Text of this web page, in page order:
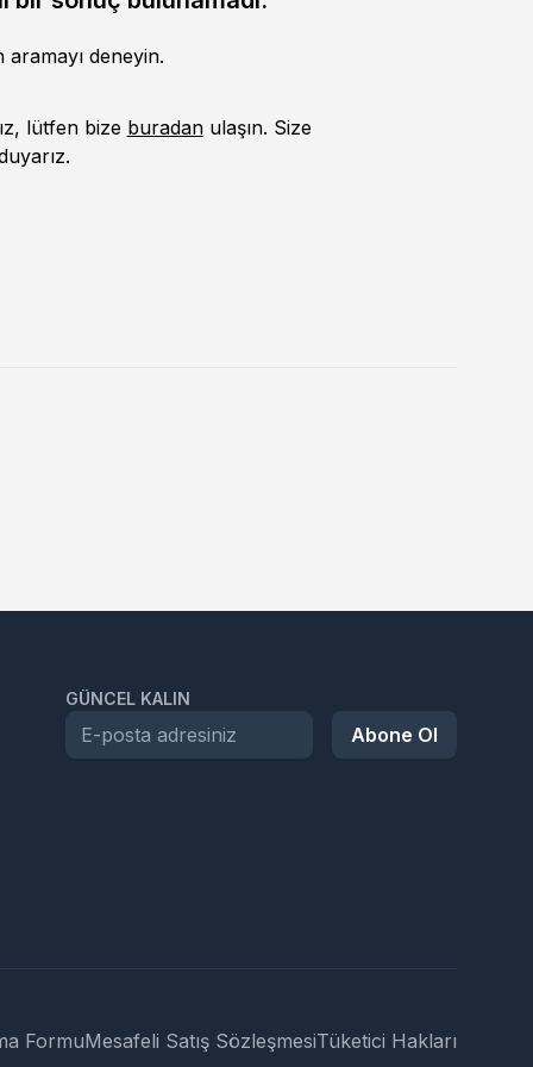
deneyin.
lütfen bize buradan ulaşın. Size
GÜNCEL KALIN
Abone Ol
FormuMesafeli Satış SözleşmesiTüketici Hakları